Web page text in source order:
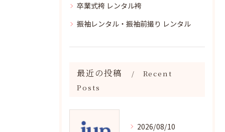
卒業式袴 レンタル袴
振袖レンタル・振袖前撮り レンタル
最近の投稿
Recent
Posts
2026/08/10